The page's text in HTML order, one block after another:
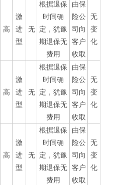
高
激
进
型
无
根据退保
时间确
定，犹豫
期退保无
费用
由保
险公
司向
客户
收取
无
变
化
高
激
进
型
无
根据退保
时间确
定，犹豫
期退保无
费用
由保
险公
司向
客户
收取
无
变
化
高
激
进
型
无
根据退保
时间确
定，犹豫
期退保无
费用
由保
险公
司向
客户
收取
无
变
化